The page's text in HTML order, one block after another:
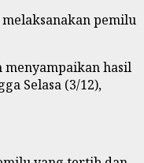
pemilu
menyampaikan hasil
Selasa (3/12),